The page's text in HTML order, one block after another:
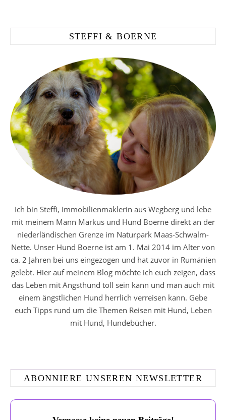
STEFFI & BOERNE
Ich bin Steffi, Immobilienmaklerin aus Wegberg und lebe
mit meinem Mann Markus und Hund Boerne direkt an der
niederländischen Grenze im Naturpark Maas-Schwalm-
Nette. Unser Hund Boerne ist am 1. Mai 2014 im Alter von
ca. 2 Jahren bei uns eingezogen und hat zuvor in Rumänien
gelebt. Hier auf meinem Blog möchte ich euch zeigen, dass
das Leben mit Angsthund toll sein kann und man auch mit
einem ängstlichen Hund herrlich verreisen kann. Gebe
euch Tipps rund um die Themen Reisen mit Hund, Leben
mit Hund, Hundebücher.
ABONNIERE UNSEREN NEWSLETTER